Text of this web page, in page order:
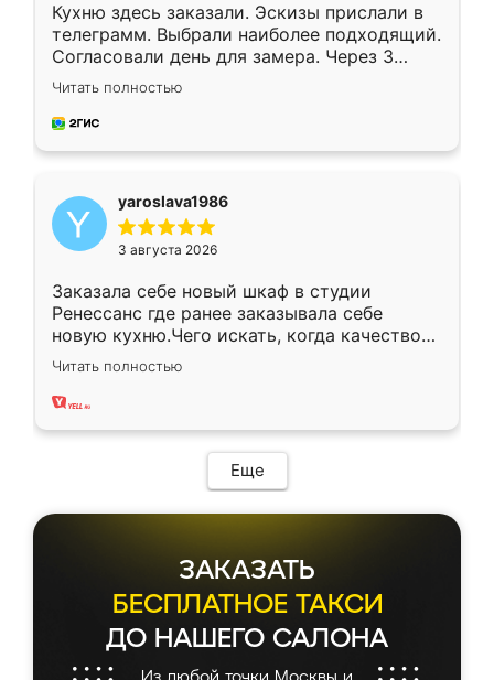
Кухню здесь заказали. Эскизы прислали в
телеграмм. Выбрали наиболее подходящий.
Согласовали день для замера. Через 3
недели кухня была уже готова. Остались
довольны работой. Спасибо Ренессанс
мебель за качественную работу!
Читать полностью
yaroslava1986
3 августа 2026
Заказала себе новый шкаф в студии
Ренессанс где ранее заказывала себе
новую кухню.Чего искать, когда качеством
вполне довольна. Служит кухня уже почти
два года, нареканий нет.
Читать полностью
Еще
ЗАКАЗАТЬ
БЕСПЛАТНОЕ ТАКСИ
ДО НАШЕГО САЛОНА